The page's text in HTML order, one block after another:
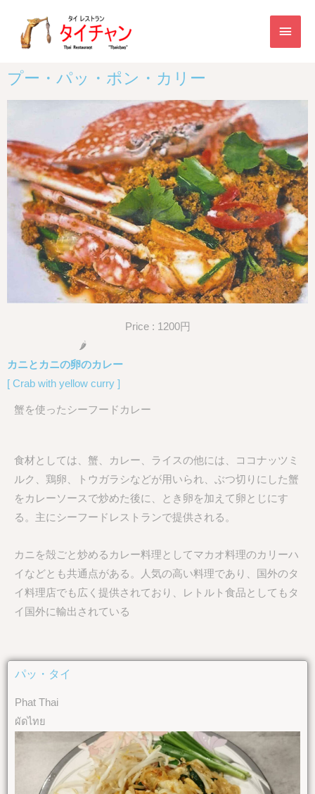
プー・パッ・ポン・カリー
Price : 1200円
🌶
カニとカニの卵のカレー
[ Crab with yellow curry ]
蟹を使ったシーフードカレー
食材としては、蟹、カレー、ライスの他には、ココナッツミ
ルク、鶏卵、トウガラシなどが用いられ、ぶつ切りにした蟹
をカレーソースで炒めた後に、とき卵を加えて卵とじにす
る。主にシーフードレストランで提供される。
カニを殻ごと炒めるカレー料理としてマカオ料理のカリーハ
イなどとも共通点がある。人気の高い料理であり、国外のタ
イ料理店でも広く提供されており、レトルト食品としてもタ
イ国外に輸出されている
パッ・タイ
Phat Thai
ผัดไทย